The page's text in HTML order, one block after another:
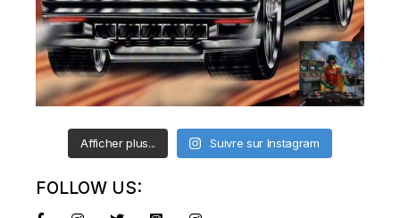
Afficher plus... Suivre sur Instagram
FOLLOW US: